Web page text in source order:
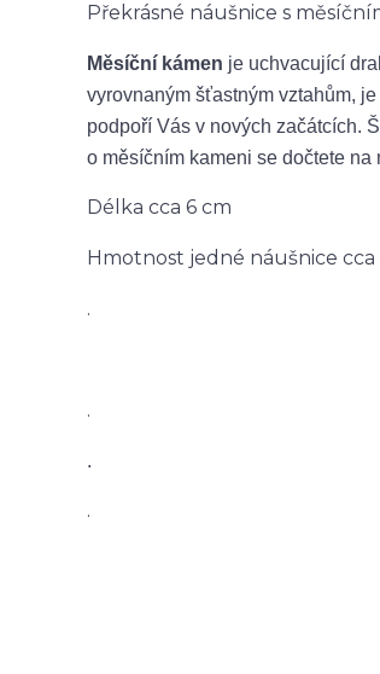
Překrásné náušnice s
Měsíční kámen je uchvacující
vyrovnaným šťastným vztahům,
podpoří Vás v nových začátcích.
o měsíčním kameni se dočtete na
Délka cca 6 cm
Hmotnost jedné náušnice cca
.
.
.
.